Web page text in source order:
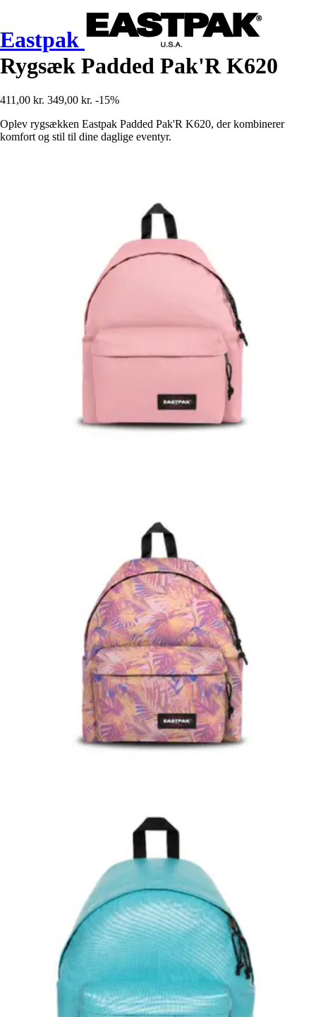
Eastpak
Rygsæk Padded Pak'R K620
411,00 kr. 349,00 kr. -15%
Oplev rygsækken Eastpak Padded Pak'R K620, der kombinerer
komfort og stil til dine daglige eventyr.